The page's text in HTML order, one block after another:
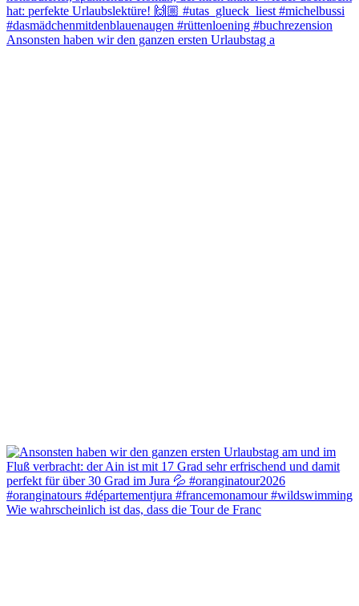
Ansonsten haben wir den ganzen ersten Urlaubstag a
Wie wahrscheinlich ist das, dass die Tour de Franc